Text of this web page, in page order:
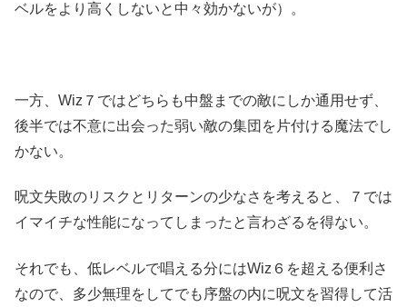
ベルをより高くしないと中々効かないが）。
一方、Wiz７ではどちらも中盤までの敵にしか通用せず、
後半では不意に出会った弱い敵の集団を片付ける魔法でし
かない。
呪文失敗のリスクとリターンの少なさを考えると、７では
イマイチな性能になってしまったと言わざるを得ない。
それでも、低レベルで唱える分にはWiz６を超える便利さ
なので、多少無理をしてでも序盤の内に呪文を習得して活